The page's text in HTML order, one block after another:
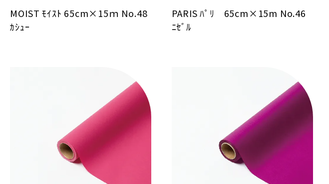
MOIST ﾓｲｽﾄ 65cm×15ｍ No.48
ｶｼｭｰ
PARIS ﾊﾟﾘ 65cm×15m No.46
ﾆｾﾞﾙ